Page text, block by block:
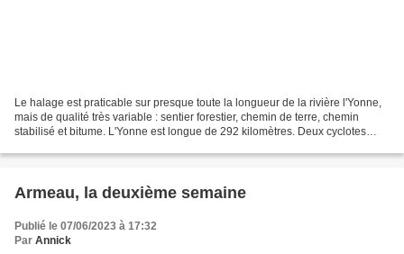
Le halage est praticable sur presque toute la longueur de la rivière l'Yonne,
mais de qualité très variable : sentier forestier, chemin de terre, chemin
stabilisé et bitume. L'Yonne est longue de 292 kilomètres. Deux cyclotes
Armeau, la deuxième semaine
Publié le 07/06/2023 à 17:32
Par Annick